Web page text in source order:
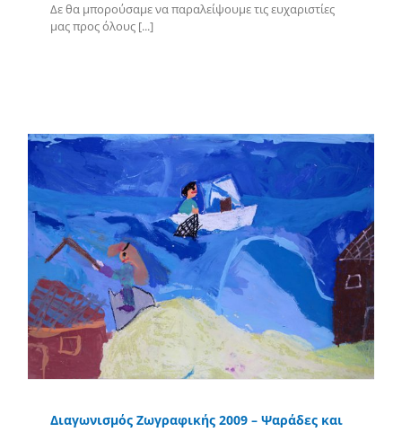
Δε θα μπορούσαμε να παραλείψουμε τις ευχαριστίες
μας προς όλους [...]
Διαγωνισμός Ζωγραφικής 2009 – Ψαράδες και